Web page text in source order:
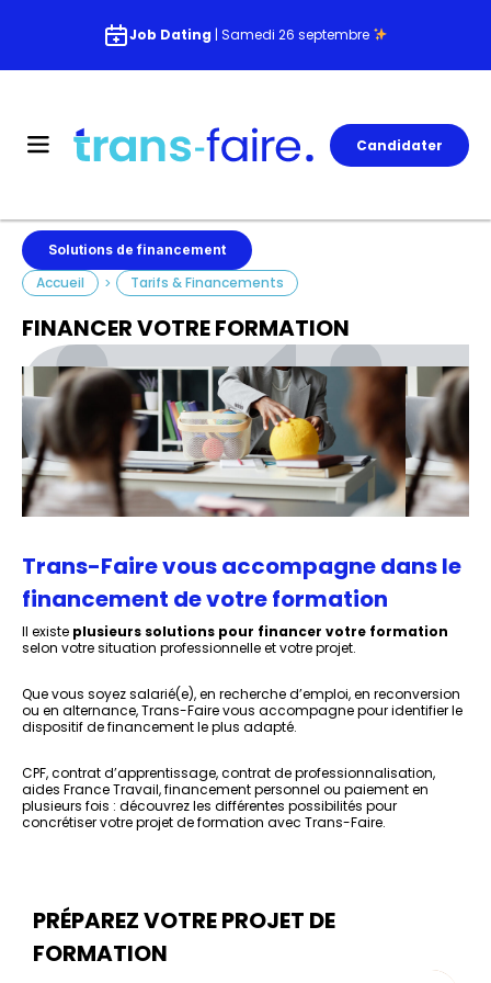
Job Dating | Samedi 26 septembre
Candidater
Solutions de financement
Accueil > Tarifs & Financements
FINANCER VOTRE FORMATION
Trans-Faire vous accompagne dans le
financement de votre formation
Il existe plusieurs solutions pour financer votre formation
selon votre situation professionnelle et votre projet.
Que vous soyez salarié(e), en recherche d’emploi, en reconversion
ou en alternance,Trans-Fairevous accompagne pour identifier le
dispositif de financement le plus adapté.
CPF, contrat d’apprentissage, contrat de professionnalisation,
aides France Travail, financement personnel ou paiement en
plusieurs fois : découvrez les différentes possibilités pour
concrétiser votre projet de formation avec Trans-Faire.
PRÉPAREZ VOTRE PROJET DE
FORMATION